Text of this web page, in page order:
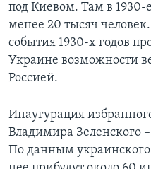
под Киевом. Там в 1930-
менее 20 тысяч
события 1930-х годов
Украине возможности
Россией.
Инаугурация
Владимира Зеленского
По данным